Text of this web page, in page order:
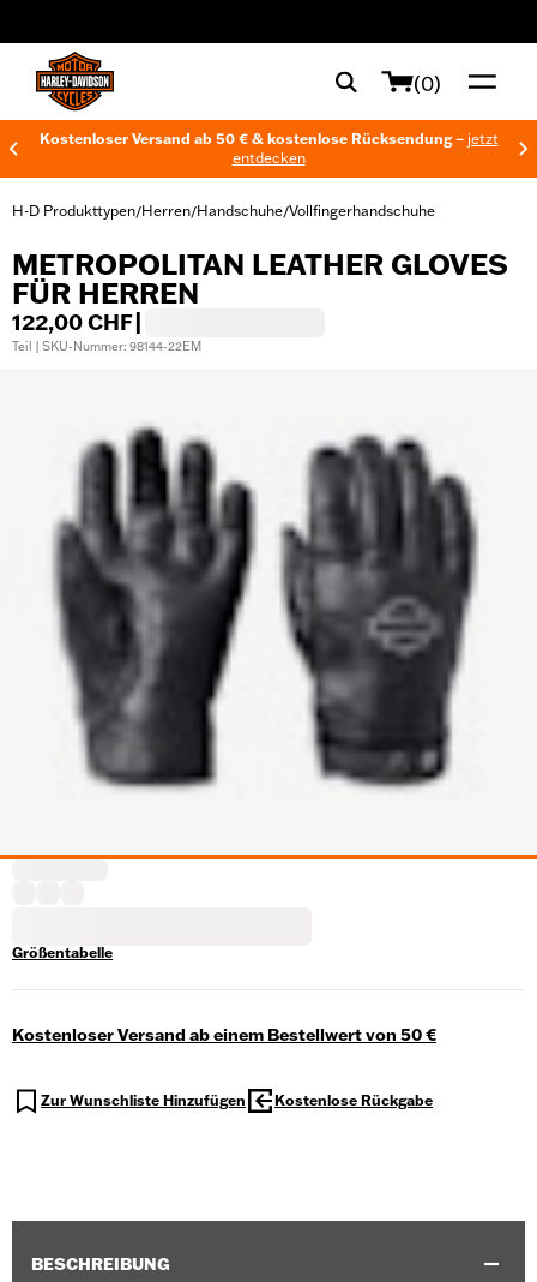
(0)
Kostenloser Versand ab 50 € & kostenlose Rücksendung – jetzt
entdecken
H-D Produkttypen/Herren/Handschuhe/Vollfingerhandschuhe
METROPOLITAN LEATHER GLOVES
FÜR HERREN
122,00 CHF
Teil | SKU-Nummer: 98144-22EM
Größentabelle
Kostenloser Versand ab einem Bestellwert von 50 €
Zur Wunschliste Hinzufügen Kostenlose Rückgabe
BESCHREIBUNG